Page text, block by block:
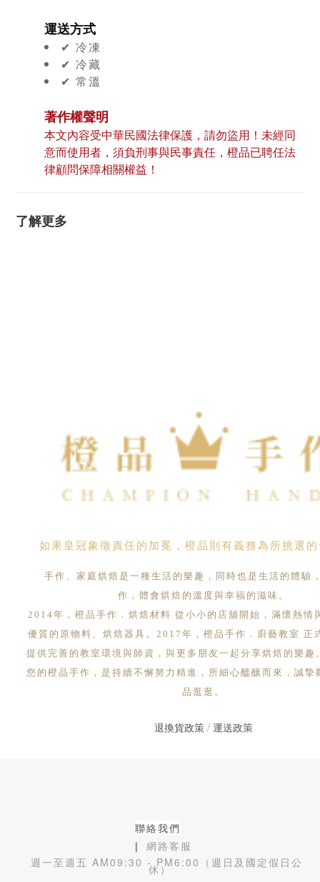
運送方式
✔︎ 冷凍
✔︎ 冷藏
✔︎ 常溫
著作權聲明
本文內容受中華民國法律保護，請勿盜用！未經同
意而使用者，須負刑事與民事責任，橙品已聘任法
律顧問保障相關權益！
了解更多
如果皇冠象徵責任的加冕，橙品則有義務為所挑選
手作、家庭烘焙是一種生活的樂趣，同時也是生活的體驗
作，體會烘焙的溫度與幸福的滋味。
2014年，橙品手作．烘焙材料 從小小的店舖開始，滿懷熱情
優質的原物料、烘焙器具。2017年，橙品手作．廚藝教室 正
提供完善的教室環境與師資，與更多朋友一起分享烘焙的樂趣
您的橙品手作，是持續不懈努力精進，所細心醞釀而來，誠摯
品逛逛。
退換貨政策/ 運送政策
聯絡我們
❙ 網路客服
週一至週五 AM09:30 - PM6:00（週日及國定假日公
休）